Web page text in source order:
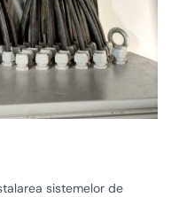
sistemelor de